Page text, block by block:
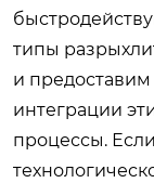
типы
и
интеграции
процессы.